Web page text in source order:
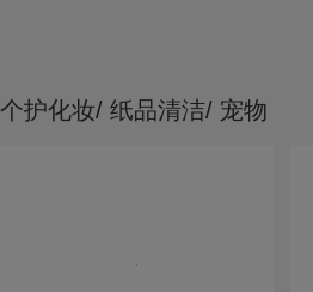
个护化妆/ 纸品清洁/ 宠物